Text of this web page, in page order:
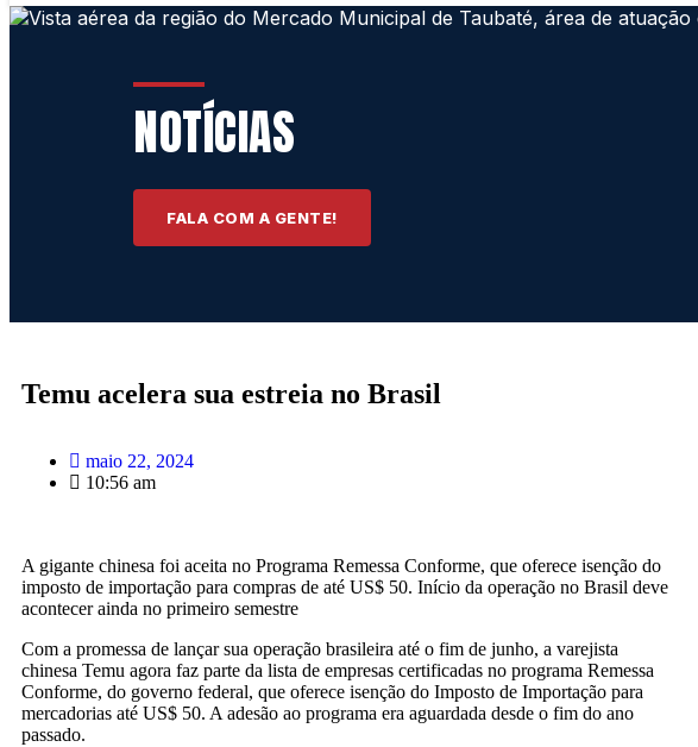
NOTÍCIAS
FALA COM A GENTE!
Temu acelera sua estreia no Brasil
maio 22, 2024
10:56 am
A gigante chinesa foi aceita no Programa Remessa Conforme, que oferece isenção do
imposto de importação para compras de até US$ 50. Início da operação no Brasil deve
acontecer ainda no primeiro semestre
Com a promessa de lançar sua operação brasileira até o fim de junho, a varejista
chinesa Temu agora faz parte da lista de empresas certificadas no programa Remessa
Conforme, do governo federal, que oferece isenção do Imposto de Importação para
mercadorias até US$ 50. A adesão ao programa era aguardada desde o fim do ano
passado.